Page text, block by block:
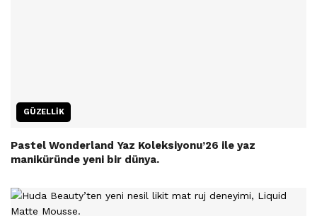
GÜZELLIK
Pastel Wonderland Yaz Koleksiyonu’26 ile yaz
maniküründe yeni bir dünya.